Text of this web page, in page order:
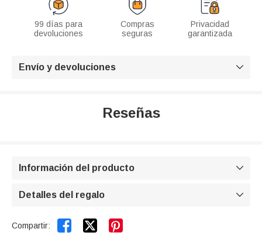
99 días para
devoluciones
Compras
seguras
Privacidad
garantizada
Envío y devoluciones 
Reseñas
Información del producto 
Detalles del regalo 
Compartir:  